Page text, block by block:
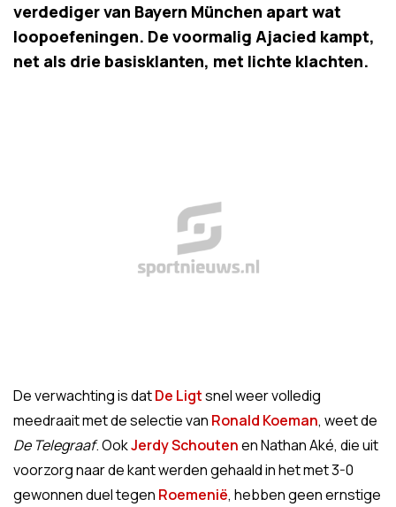
verdediger van Bayern München apart wat
loopoefeningen. De voormalig Ajacied kampt,
net als drie basisklanten, met lichte klachten.
De verwachting is datDe Ligtsnel weer volledig
meedraait met de selectie van Ronald Koeman, weet de
De Telegraaf. OokJerdy Schoutenen Nathan Aké, die uit
voorzorg naar de kant werden gehaald in het met 3-0
gewonnen duel tegen Roemenië, hebben geen ernstige